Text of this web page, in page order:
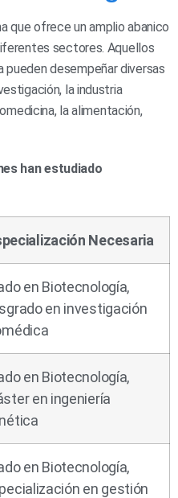
que ofrece un amplio abanico
sectores. Aquellos
desempeñar diversas
la industria
la alimentación,
han estudiado
Necesaria
en Biotecnología,
en investigación
en Biotecnología,
en ingeniería
en Biotecnología,
en gestión